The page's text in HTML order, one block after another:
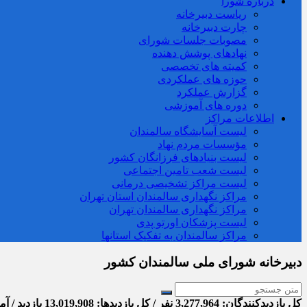
ریاست دبیرخانه
چارت دبیرخانه
مصوبات جلسات شورای
نهادهای پوشش دهنده
کمیته های تخصصی
حوزه های عملکردی
گزارش عملکرد
دوره های آموزشی
اطلاعات مراکز
لیست آسایشگاه سالمندان
مؤسسات مردم نهاد
لیست بنیادهای فرزانگان کشور
لیست شعب تامین اجتماعی
لیست مراکز تشخیصی درمانی
مراکز نگهداری سالمندان استان تهران
مراکز نگهداری سالمندان تهران
لیست پزشکان اورتو پدی
مراکز سالمندان به تفکیک استانها
دبیرخانه شورای ملی سالمندان کشور
کل بازدیدکنند‌گان: 3,277,964 نفر / کل بازدیدها: 13,019,908 بازدید / آمار بازدید امروز: